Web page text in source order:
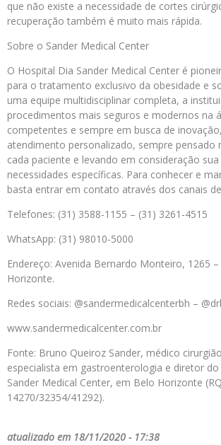
que não existe a necessidade de cortes
recuperação também é muito mais rápida.
Sobre o Sander Medical Center
O Hospital Dia Sander Medical Center é
para o tratamento exclusivo da obesidade e
uma equipe multidisciplinar completa, a
procedimentos mais seguros e modernos na
competentes e sempre em busca de
atendimento personalizado, sempre pensado
cada paciente e levando em consideração
necessidades específicas. Para conhecer e
basta entrar em contato através dos canais
Telefones: (31) 3588-1155 – (31) 3261-4515
WhatsApp: (31) 98010-5000
Endereço: Avenida Bernardo Monteiro, 1265
Horizonte.
Redes sociais: @sandermedicalcenterbh –
www.sandermedicalcenter.com.br
Fonte: Bruno Queiroz Sander, médico
especialista em gastroenterologia e diretor
Sander Medical Center, em Belo Horizonte
14270/32354/41292).
atualizado em 18/11/2020 - 17:38